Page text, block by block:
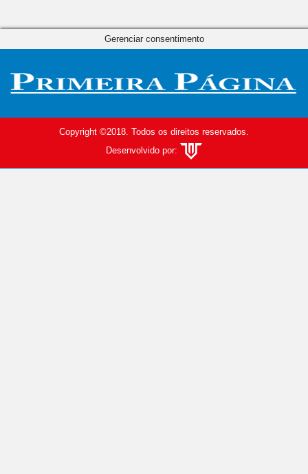
Copyright ©2018. Todos os direitos reservados.
Desenvolvido por:
Gerenciar consentimento